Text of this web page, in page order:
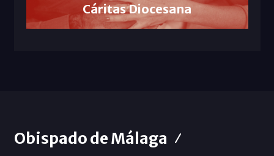
Cáritas Diocesana
Obispado de Málaga